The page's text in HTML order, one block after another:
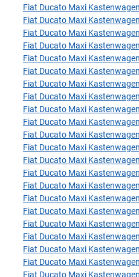
Fiat Ducato Maxi
Fiat Ducato Maxi
Fiat Ducato Maxi
Fiat Ducato Maxi
Fiat Ducato Maxi
Fiat Ducato Maxi
Fiat Ducato Maxi
Fiat Ducato Maxi
Fiat Ducato Maxi
Fiat Ducato Maxi
Fiat Ducato Maxi
Fiat Ducato Maxi
Fiat Ducato Maxi
Fiat Ducato Maxi
Fiat Ducato Maxi
Fiat Ducato Maxi
Fiat Ducato Maxi
Fiat Ducato Maxi
Fiat Ducato Maxi
Fiat Ducato Maxi
Fiat Ducato Maxi
Fiat Ducato Maxi